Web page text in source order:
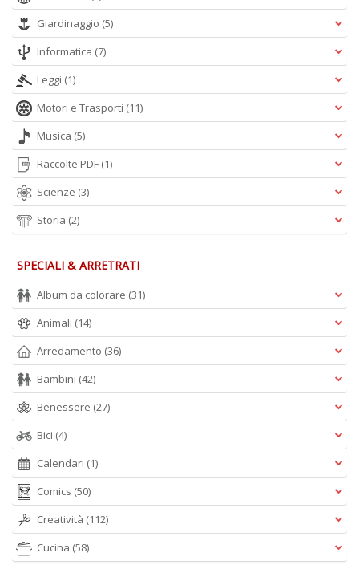
Giardinaggio (5)
Informatica (7)
Leggi (1)
Motori e Trasporti (11)
Musica (5)
Raccolte PDF (1)
Scienze (3)
Storia (2)
SPECIALI & ARRETRATI
Album da colorare (31)
Animali (14)
Arredamento (36)
Bambini (42)
Benessere (27)
Bici (4)
Calendari (1)
Comics (50)
Creatività (112)
Cucina (58)